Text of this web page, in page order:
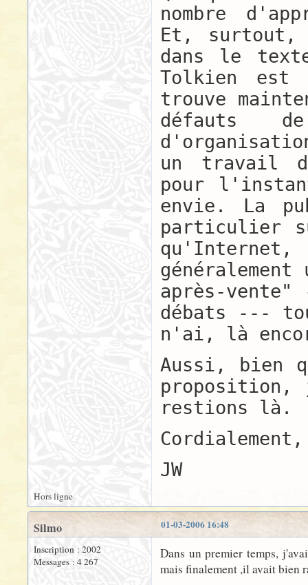
nombre
Et, surtout,
dans le
Tolkien est
trouve
défauts
un travail
pour
envie. La
particulier
après-vente"
débats ---
n'ai, là
Aussi, bien
proposition,
restions là.
Cordialement,
JW
Hors ligne
01-03-2006 16:48
Silmo
Inscription : 2002
Messages : 4 267
Dans un premier temps,
mais finalement ,il avait bien